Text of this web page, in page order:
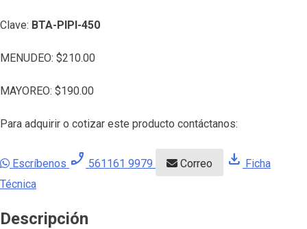
Clave: BTA-PIPI-450
MENUDEO: $210.00
MAYOREO: $190.00
Para adquirir o cotizar este producto contáctanos:
Escríbenos phone_enabled 561161 9979 Correo download Ficha
Técnica
Descripción